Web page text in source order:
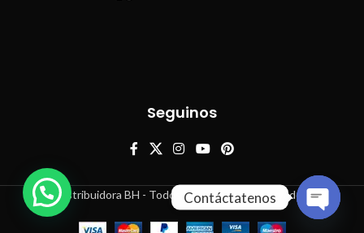
Seguinos
Distribuidora BH - Todos los derechos reservados
Contáctatenos